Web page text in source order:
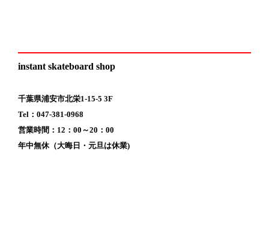
instant skateboard shop
千葉県浦安市北栄1-15-5 3F
Tel：047-381-0968
営業時間：12：00～20：00
年中無休（大晦日・元旦は休業)